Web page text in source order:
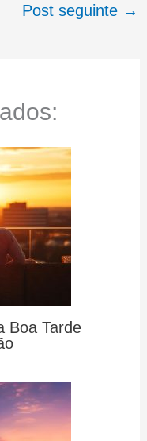
Post seguinte →
Boa Tarde